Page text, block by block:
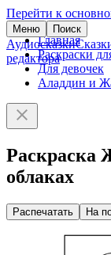
Перейти к
Меню Поиск
Аудиосказки
редактора
Главная
Раскраски
Для девочек
Аладдин и
Раскраска
облаках
Распечатать На